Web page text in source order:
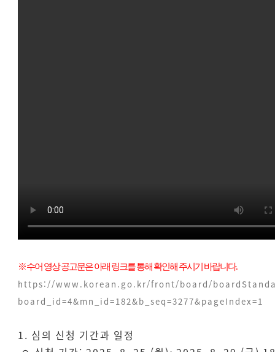
※ 수어 영상 공고문은 아래 링크를 통해 확인해 주시기 바랍니다.
https://www.korean.go.kr/front/board/
board_id=4&mn_id=182&b_seq=3277&pageIndex=1
1. 심의 신청 기간과 일정